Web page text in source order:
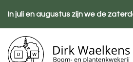
en
inhoud
In juli en augustus zijn we de